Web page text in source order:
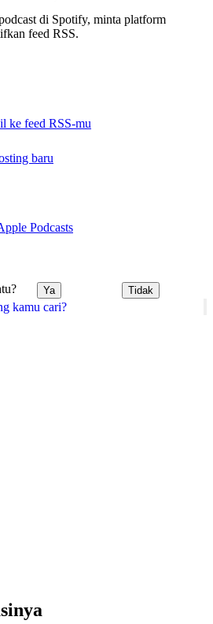
kamu cari?
di Spotify, minta platform
feed RSS.
ke feed RSS-mu
baru
Podcasts
Ya Tidak